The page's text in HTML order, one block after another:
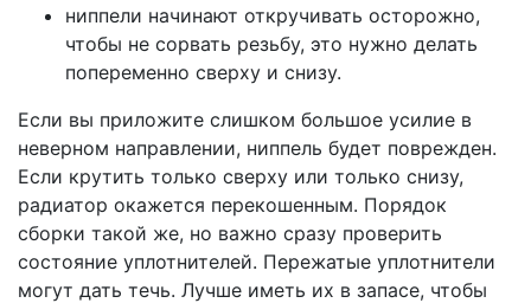
ниппели начинают откручивать осторожно,
чтобы не сорвать резьбу, это нужно делать
попеременно сверху и снизу.
Если вы приложите слишком большое усилие в
неверном направлении, ниппель будет поврежден.
Если крутить только сверху или только снизу,
радиатор окажется перекошенным. Порядок
сборки такой же, но важно сразу проверить
состояние уплотнителей. Пережатые уплотнители
могут дать течь. Лучше иметь их в запасе, чтобы